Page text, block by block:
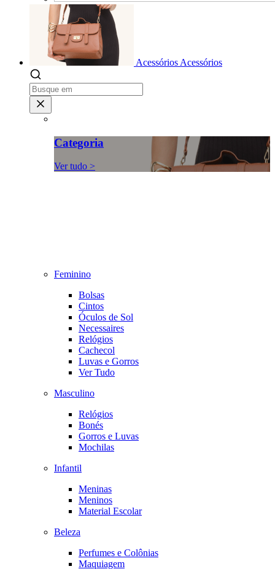
Acessórios Acessórios
Categoria
Ver tudo >
Feminino
Bolsas
Cintos
Óculos de Sol
Necessaires
Relógios
Cachecol
Luvas e Gorros
Ver Tudo
Masculino
Relógios
Bonés
Gorros e Luvas
Mochilas
Infantil
Meninas
Meninos
Material Escolar
Beleza
Perfumes e Colônias
Maquiagem